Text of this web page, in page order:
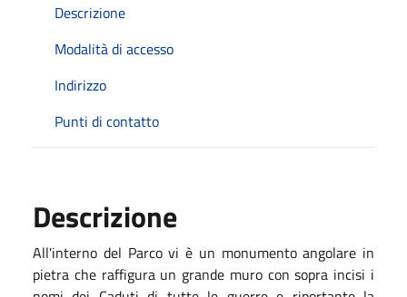
Descrizione
Modalità di accesso
Indirizzo
Punti di contatto
Descrizione
All'interno del Parco vi è un monumento angolare in
pietra che raffigura un grande muro con sopra incisi i